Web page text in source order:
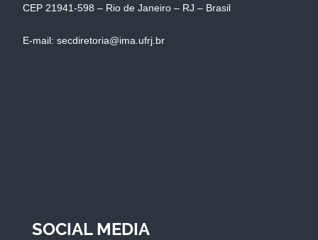
CEP 21941-598 – Rio de Janeiro – RJ – Brasil
E-mail: secdiretoria@ima.ufrj.br
SOCIAL MEDIA